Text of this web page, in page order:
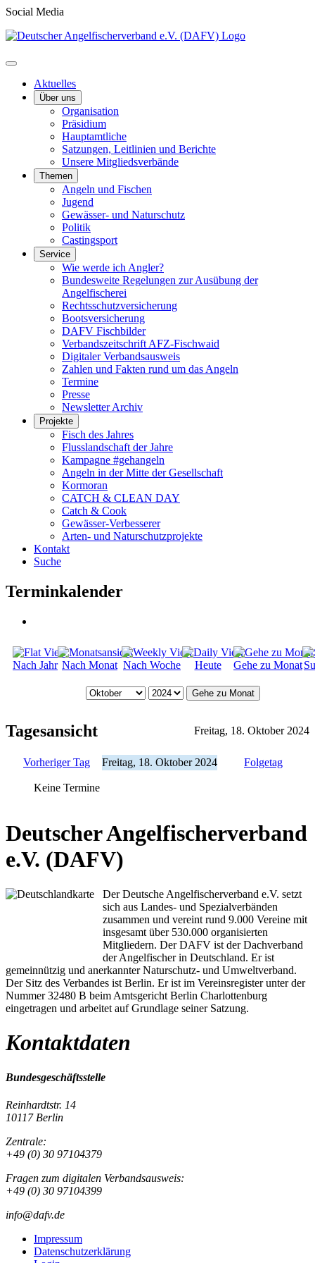
Social Media
Aktuelles
Über uns
Organisation
Präsidium
Hauptamtliche
Satzungen, Leitlinien und Berichte
Unsere Mitgliedsverbände
Themen
Angeln und Fischen
Jugend
Gewässer- und Naturschutz
Politik
Castingsport
Service
Wie werde ich Angler?
Bundesweite Regelungen zur Ausübung der
Angelfischerei
Rechtsschutzversicherung
Bootsversicherung
DAFV Fischbilder
Verbandszeitschrift AFZ-Fischwaid
Digitaler Verbandsausweis
Zahlen und Fakten rund um das Angeln
Termine
Presse
Newsletter Archiv
Projekte
Fisch des Jahres
Flusslandschaft der Jahre
Kampagne #gehangeln
Angeln in der Mitte der Gesellschaft
Kormoran
CATCH & CLEAN DAY
Catch & Cook
Gewässer-Verbesserer
Arten- und Naturschutzprojekte
Kontakt
Suche
Terminkalender
Nach Jahr Nach Monat Nach Woche Heute Gehe zu Monat
Gehe zu Monat
Tagesansicht Freitag, 18. Oktober 2024
Vorheriger Tag Freitag, 18. Oktober 2024 Folgetag
Keine Termine
Deutscher Angelfischerverband
e.V. (DAFV)
Der Deutsche Angelfischerverband e.V. setzt
sich aus Landes- und Spezialverbänden
zusammen und vereint rund 9.000 Vereine mit
insgesamt über 530.000 organisierten
Mitgliedern. Der DAFV ist der Dachverband
der Angelfischer in Deutschland. Er ist
gemeinnützig und anerkannter Naturschutz- und Umweltverband.
Der Sitz des Verbandes ist Berlin. Er ist im Vereinsregister unter der
Nummer 32480 B beim Amtsgericht Berlin Charlottenburg
eingetragen und arbeitet auf Grundlage seiner Satzung.
Kontaktdaten
Bundesgeschäftsstelle
Reinhardtstr. 14
10117 Berlin
Zentrale:
+49 (0) 30 97104379
Fragen zum digitalen Verbandsausweis:
+49 (0) 30 97104399
info@dafv.de
Impressum
Datenschutzerklärung